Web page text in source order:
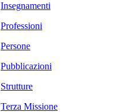
Insegnamenti
Professioni
Persone
Pubblicazioni
Strutture
Terza Missione